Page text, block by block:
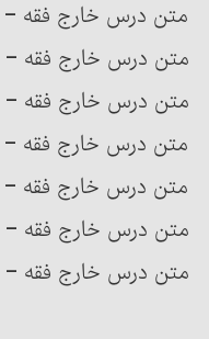
متن درس خارج فقه –
متن درس خارج فقه –
متن درس خارج فقه –
متن درس خارج فقه –
متن درس خارج فقه –
متن درس خارج فقه –
متن درس خارج فقه –